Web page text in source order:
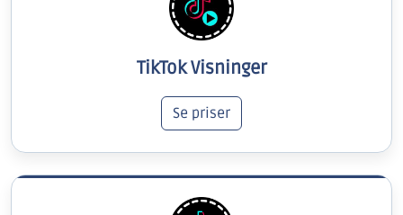
TikTok Visninger
Se priser